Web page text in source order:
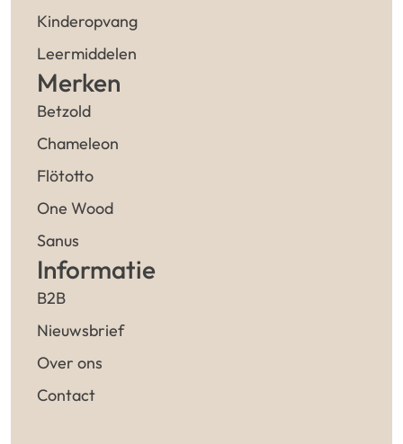
Kinderopvang
Leermiddelen
Merken
Betzold
Chameleon
Flötotto
One Wood
Sanus
Informatie
B2B
Nieuwsbrief
Over ons
Contact